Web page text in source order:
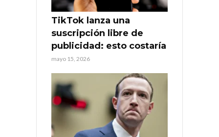
TikTok lanza una
suscripción libre de
publicidad: esto costaría
mayo 15, 2026